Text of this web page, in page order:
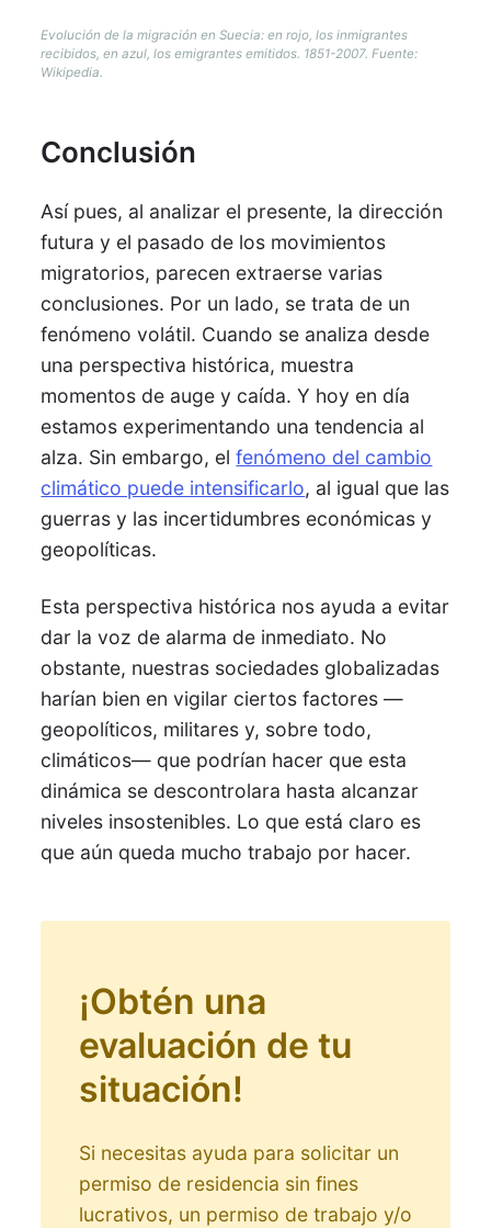
Evolución de la migración en Suecia: en rojo, los inmigrantes
recibidos, en azul, los emigrantes emitidos. 1851-2007. Fuente:
Wikipedia.
Conclusión
Así pues, al analizar el presente, la dirección
futura y el pasado de los movimientos
migratorios, parecen extraerse varias
conclusiones. Por un lado, se trata de un
fenómeno volátil. Cuando se analiza desde
una perspectiva histórica, muestra
momentos de auge y caída. Y hoy en día
estamos experimentando una tendencia al
alza. Sin embargo, elfenómeno del cambio
climático puede intensificarlo, al igual que las
guerras y las incertidumbres económicas y
geopolíticas.
Esta perspectiva histórica nos ayuda a evitar
dar la voz de alarma de inmediato. No
obstante, nuestras sociedades globalizadas
harían bien en vigilar ciertos factores —
geopolíticos, militares y, sobre todo,
climáticos— que podrían hacer que esta
dinámica se descontrolara hasta alcanzar
niveles insostenibles. Lo que está claro es
que aún queda mucho trabajo por hacer.
¡Obtén una
evaluación de tu
situación!
Si necesitas ayuda para solicitar un
permiso de residencia sin fines
lucrativos, un permiso de trabajo y/o